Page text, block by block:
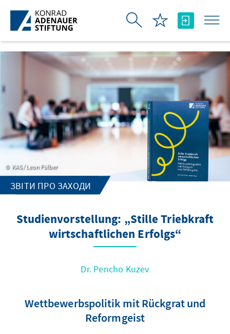
Skip to Main Content
KAS / Leon Fülber
ЗВІТИ ПРО ЗАХОДИ
Studienvorstellung: „Stille Triebkraft
wirtschaftlichen Erfolgs“
Dr. Pencho Kuzev
Wettbewerbspolitik mit Rückgrat und
Reformgeist